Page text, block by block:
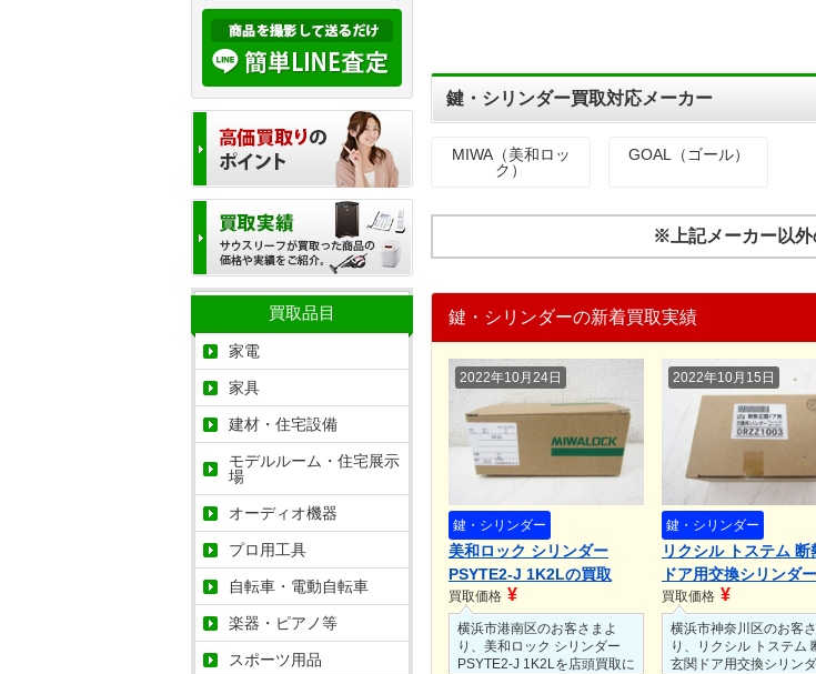
鍵・シリンダー買取対応メーカー
MIWA（美和ロッ
ク）
GOAL（ゴール）
※上記メーカー以外
鍵・シリンダーの新着買取実績
2022年10月24日
鍵・シリンダー
美和ロック シリンダー
PSYTE2-J 1K2Lの買取
買取価格 ¥
横浜市港南区のお客さまよ
り、美和ロック シリンダー
PSYTE2-J 1K2Lを店頭買取に
2022年10月15日
鍵・シリンダー
リクシル トステム 断
ドア用交換シリンダー
DRZZ1003の買取
買取価格 ¥
横浜市神奈川区のお客
り、リクシル トステム
玄関ドア用交換シリン
買取品目
家電
家具
建材・住宅設備
モデルルーム・住宅展示
場
オーディオ機器
プロ用工具
自転車・電動自転車
楽器・ピアノ等
スポーツ用品